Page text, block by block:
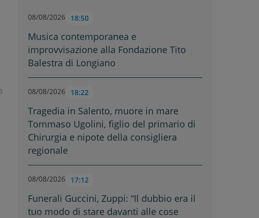
08/08/2026 18:50
Musica contemporanea e
improvvisazione alla Fondazione Tito
Balestra di Longiano
08/08/2026 18:22
Tragedia in Salento, muore in mare
Tommaso Ugolini, figlio del primario di
Chirurgia e nipote della consigliera
regionale
08/08/2026 17:12
Funerali Guccini, Zuppi: “Il dubbio era il
tuo modo di stare davanti alle cose